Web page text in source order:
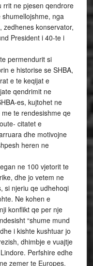
rrit ne pjesen qendrore
nga
zedhenes konservator,
President i 40-te i
permendurit si
e historise se SHBA,
e te keqijat e
qendrimit ne
es, kujtohet ne
te rendesishme qe
citatet e
dhe motivojne
heren ne
ne 100 vjetorit te
dhe jo vetem ne
si njeriu qe udhehoqi
Ne kohen e
konflikt qe per nje
“shume mund
i kishte kushtuar jo
dhimbje e vuajtje
Perfshire edhe
zemer te Europes.